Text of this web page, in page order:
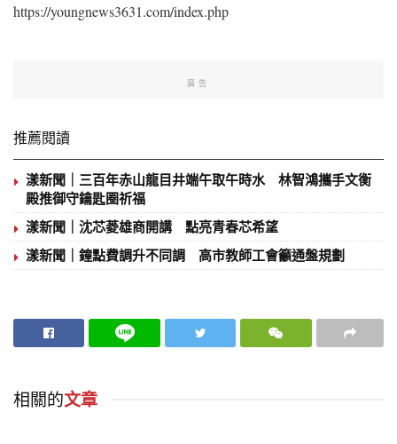
https://youngnews3631.com/index.php
廣告
推薦閱讀
漾新聞｜三百年赤山龍目井端午取午時水 林智鴻攜手文衡
殿推御守鑰匙圈祈福
漾新聞｜沈芯菱雄商開講 點亮青春芯希望
漾新聞｜鐘點費調升不同調 高市教師工會籲通盤規劃
相關的文章